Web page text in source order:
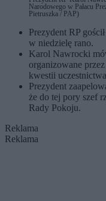
Narodowego w Pałacu
Pietruszka / PAP)
Prezydent RP
w niedzielę rano.
Karol Nawrocki
organizowane
kwestii
Prezydent
że do tej pory szef
Rady Pokoju.
Reklama
Reklama